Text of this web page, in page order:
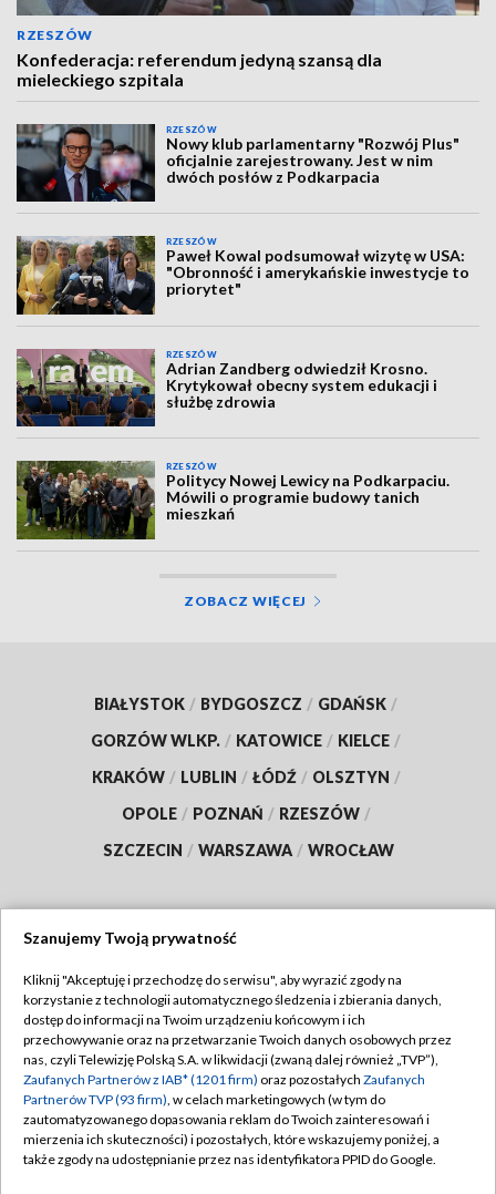
RZESZÓW
Konfederacja: referendum jedyną szansą dla
mieleckiego szpitala
RZESZÓW
Nowy klub parlamentarny "Rozwój Plus"
oficjalnie zarejestrowany. Jest w nim
dwóch posłów z Podkarpacia
RZESZÓW
Paweł Kowal podsumował wizytę w USA:
"Obronność i amerykańskie inwestycje to
priorytet"
RZESZÓW
Adrian Zandberg odwiedził Krosno.
Krytykował obecny system edukacji i
służbę zdrowia
RZESZÓW
Politycy Nowej Lewicy na Podkarpaciu.
Mówili o programie budowy tanich
mieszkań
ZOBACZ WIĘCEJ
BIAŁYSTOK / BYDGOSZCZ / GDAŃSK /
GORZÓW WLKP. / KATOWICE / KIELCE /
KRAKÓW / LUBLIN / ŁÓDŹ / OLSZTYN /
OPOLE / POZNAŃ / RZESZÓW /
SZCZECIN / WARSZAWA / WROCŁAW
TVP
Abonament TVP
Emisja w TVP
Centrum informacji TVP
Naziemna Telewizja Cyfrowa
Regulamin TVP
Polityka prywatności
Moje zgody
Pomoc
Szanujemy Twoją prywatność
Kliknij "Akceptuję i przechodzę do serwisu", aby wyrazić zgody na
korzystanie z technologii automatycznego śledzenia i zbierania danych,
dostęp do informacji na Twoim urządzeniu końcowym i ich
przechowywanie oraz na przetwarzanie Twoich danych osobowych przez
nas, czyli Telewizję Polską S.A. w likwidacji (zwaną dalej również „TVP”),
Zaufanych Partnerów z IAB* (1201 firm) oraz pozostałych Zaufanych
Partnerów TVP (93 firm), w celach marketingowych (w tym do
zautomatyzowanego dopasowania reklam do Twoich zainteresowań i
mierzenia ich skuteczności) i pozostałych, które wskazujemy poniżej, a
także zgody na udostępnianie przez nas identyfikatora PPID do Google.